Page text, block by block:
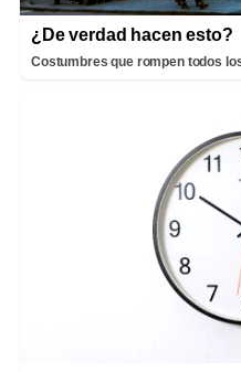
¿De verdad hacen esto?
Costumbres que rompen todos